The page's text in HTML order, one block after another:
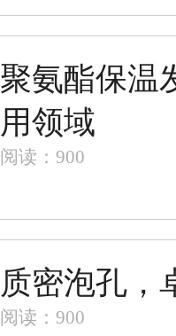
聚氨酯保温
用领域
阅读：900
质密泡孔，
阅读：900